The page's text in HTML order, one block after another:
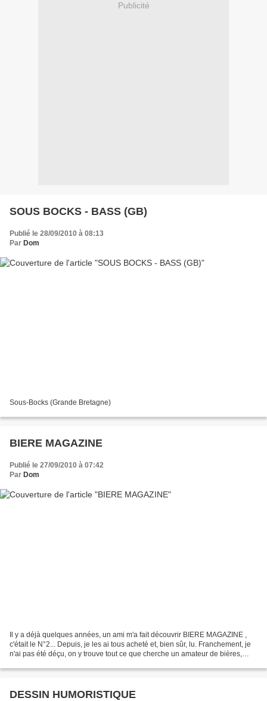
Publicité
SOUS BOCKS - BASS (GB)
Publié le 28/09/2010 à 08:13
Par Dom
Sous-Bocks (Grande Bretagne)
BIERE MAGAZINE
Publié le 27/09/2010 à 07:42
Par Dom
Il y a déjà quelques années, un ami m'a fait découvrir BIERE MAGAZINE ,
c'était le N°2... Depuis, je les ai tous acheté et, bien sûr, lu. Franchement, je
n'ai pas été déçu, on y trouve tout ce que cherche un amateur de bières,
DESSIN HUMORISTIQUE